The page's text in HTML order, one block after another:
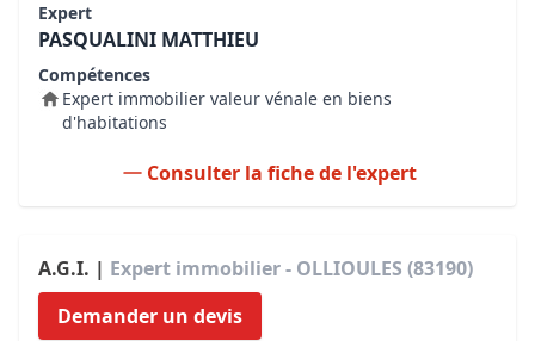
Expert
PASQUALINI MATTHIEU
Compétences
Expert immobilier valeur vénale en biens
d'habitations
Consulter la fiche de l'expert
A.G.I. | Expert immobilier - OLLIOULES (83190)
Demander un devis